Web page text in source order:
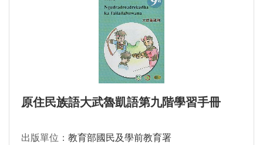
原住民族語大武魯凱語第九階學習手冊
出版單位： 教育部國民及學前教育署